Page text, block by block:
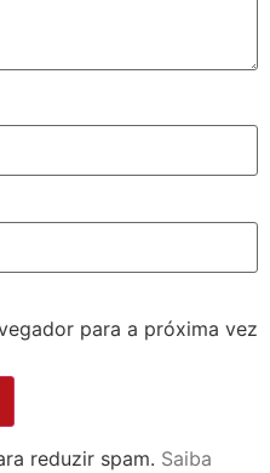
para a próxima vez
reduzir spam. Saiba